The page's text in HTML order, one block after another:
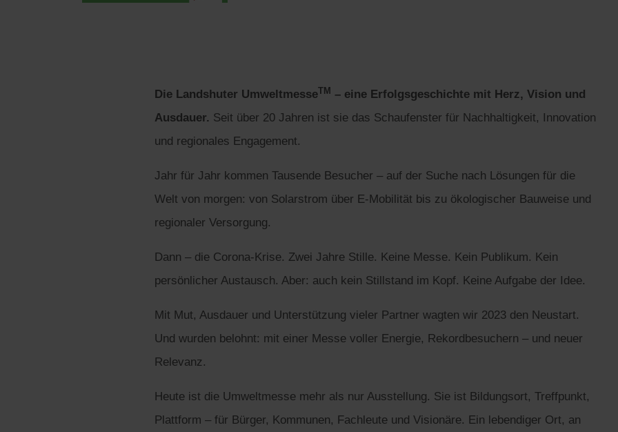
Die Landshuter UmweltmesseTM – eine Erfolgsgeschichte mit Herz, Vision und
Ausdauer. Seit über 20 Jahren ist sie das Schaufenster für Nachhaltigkeit, Innovation
und regionales Engagement.
Jahr für Jahr kommen Tausende Besucher – auf der Suche nach Lösungen für die
Welt von morgen: von Solarstrom über E-Mobilität bis zu ökologischer Bauweise und
regionaler Versorgung.
Dann – die Corona-Krise. Zwei Jahre Stille. Keine Messe. Kein Publikum. Kein
persönlicher Austausch. Aber: auch kein Stillstand im Kopf. Keine Aufgabe der Idee.
Mit Mut, Ausdauer und Unterstützung vieler Partner wagten wir 2023 den Neustart.
Und wurden belohnt: mit einer Messe voller Energie, Rekordbesuchern – und neuer
Relevanz.
Heute ist die Umweltmesse mehr als nur Ausstellung. Sie ist Bildungsort, Treffpunkt,
Plattform – für Bürger, Kommunen, Fachleute und Visionäre. Ein lebendiger Ort, an